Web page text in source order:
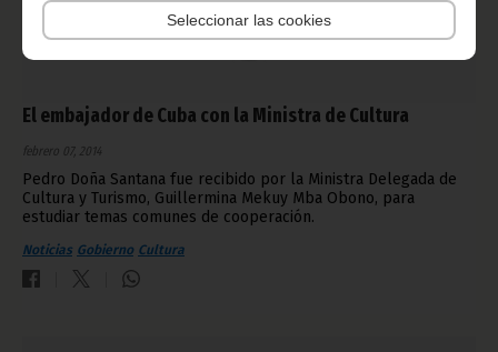
Seleccionar las cookies
El embajador de Cuba con la Ministra de Cultura
febrero 07, 2014
Pedro Doña Santana fue recibido por la Ministra Delegada de
Cultura y Turismo, Guillermina Mekuy Mba Obono, para
estudiar temas comunes de cooperación.
Noticias Gobierno Cultura